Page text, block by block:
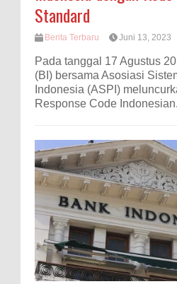
Standard
Berita Terbaru Juni 13, 2023
Pada tanggal 17 Agustus
(BI) bersama Asosiasi
Indonesia (ASPI)
Response Code